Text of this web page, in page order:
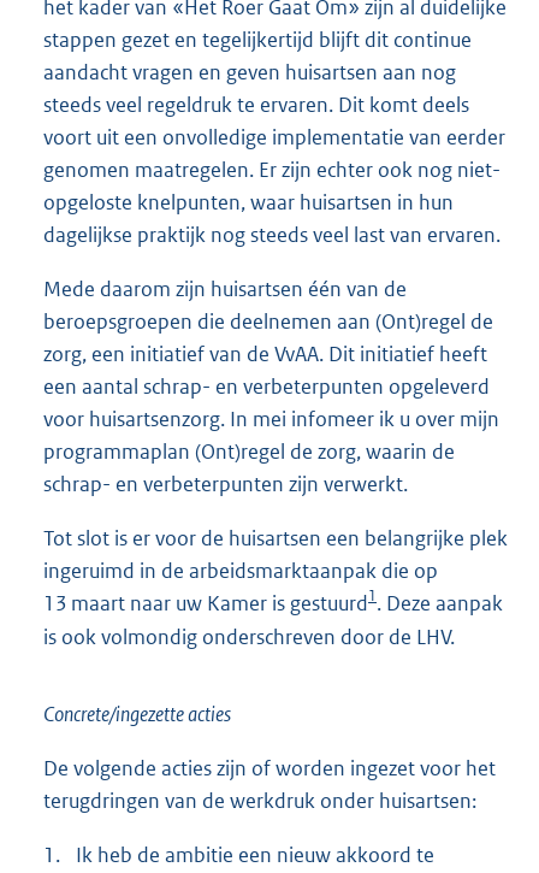
het kader van «Het Roer Gaat Om» zijn al duidelijke
stappen gezet en tegelijkertijd blijft dit continue
aandacht vragen en geven huisartsen aan nog
steeds veel regeldruk te ervaren. Dit komt deels
voort uit een onvolledige implementatie van eerder
genomen maatregelen. Er zijn echter ook nog niet-
opgeloste knelpunten, waar huisartsen in hun
dagelijkse praktijk nog steeds veel last van ervaren.
Mede daarom zijn huisartsen één van de
beroepsgroepen die deelnemen aan (Ont)regel de
zorg, een initiatief van de VvAA. Dit initiatief heeft
een aantal schrap- en verbeterpunten opgeleverd
voor huisartsenzorg. In mei infomeer ik u over mijn
programmaplan (Ont)regel de zorg, waarin de
schrap- en verbeterpunten zijn verwerkt.
Tot slot is er voor de huisartsen een belangrijke plek
ingeruimd in de arbeidsmarktaanpak die op
13 maart naar uw Kamer is gestuurd1. Deze aanpak
is ook volmondig onderschreven door de LHV.
Concrete/ingezette acties
De volgende acties zijn of worden ingezet voor het
terugdringen van de werkdruk onder huisartsen:
1.
Ik heb de ambitie een nieuw akkoord te